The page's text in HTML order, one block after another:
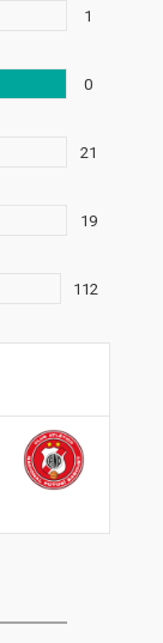
1
0
21
19
112